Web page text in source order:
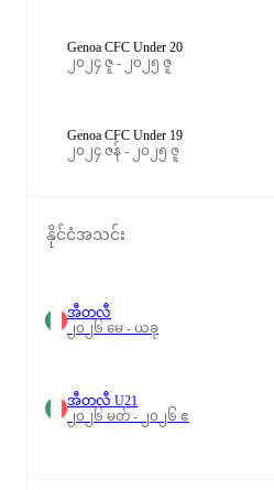
Genoa CFC Under 20
၂၀၂၄ ဇူ - ၂၀၂၅ ဇူ
Genoa CFC Under 19
၂၀၂၄ ဇန် - ၂၀၂၅ ဇူ
နိုင်ငံအသင်း
အီတလီ
၂၀၂၆ မေ - ယခု
အီတလီ U21
၂၀၂၆ မတ် - ၂၀၂၆ ဧ